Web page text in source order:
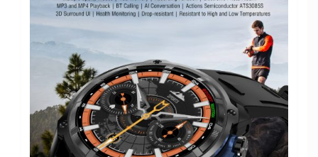
краткосрочных командировках. Поддерживает
выполнение упражнений для поддержания
формы и мониторинг сна в любом месте и в
любое время, помогает вести здоровый образ
жизни.